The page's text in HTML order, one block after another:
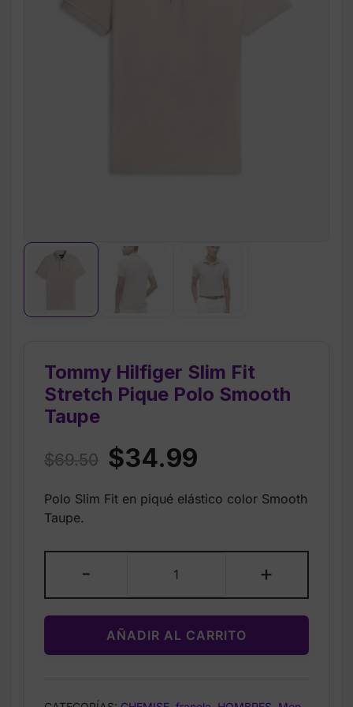
Tommy Hilfiger Slim Fit
Stretch Pique Polo Smooth
Taupe
$69.50 Original
was:
$34.99
is:
Polo Slim Fit en piqué elástico color Smooth
Taupe.
-
Hilfiger
Slim
Fit
Stretch
Pique
+
AÑADIR AL CARRITO